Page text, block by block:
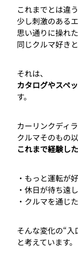
これまでとは違
少し刺激のある
思い通りに操れ
同じクルマ好き
それは、
カタログやスペ
す。
カーリンクディ
クルマそのもの以
これまで経験し
・もっと運転が
・休日が待ち遠
・クルマを通じ
そんな変化の“
と考えています。